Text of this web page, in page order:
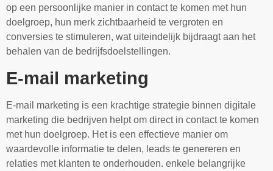
op een persoonlijke manier in contact te komen met hun
doelgroep, hun merk zichtbaarheid te vergroten en
conversies te stimuleren, wat uiteindelijk bijdraagt aan het
behalen van de bedrijfsdoelstellingen.
E-mail marketing
E-mail marketing is een krachtige strategie binnen digitale
marketing die bedrijven helpt om direct in contact te komen
met hun doelgroep. Het is een effectieve manier om
waardevolle informatie te delen, leads te genereren en
relaties met klanten te onderhouden. enkele belangrijke